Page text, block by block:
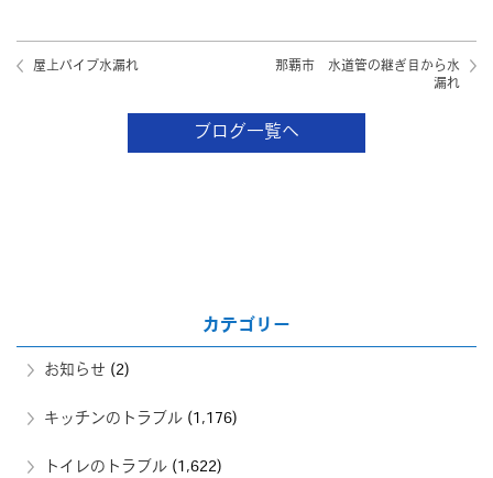
屋上パイプ水漏れ
那覇市 水道管の継ぎ目から水
漏れ
ブログ一覧へ
カテゴリー
お知らせ (2)
キッチンのトラブル (1,176)
トイレのトラブル (1,622)